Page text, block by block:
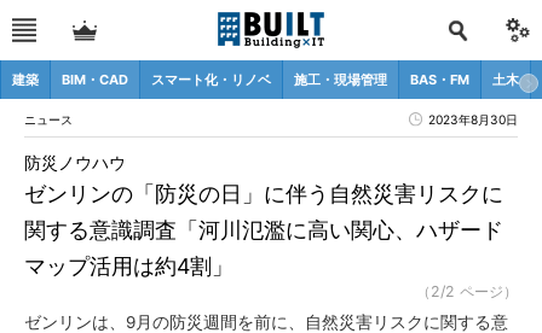
建築 BIM・CAD スマート化・リノベ 施工・現場管理 BAS・FM 土木
ニュース 2023年8月30日
ゼンリンの「防災の日」に伴う自然災害リスクに
関する意識調査「河川氾濫に高い関心、ハザード
マップ活用は約4割」
防災ノウハウ
（2/2 ページ）
ゼンリンは、9月の防災週間を前に、自然災害リスクに関する意